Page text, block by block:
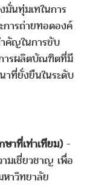
มั่นทุ่มเทในการ
การถ่ายทอดองค์
คัญในการขับ
ารผลิตบัณฑิตที่มี
าที่ยั่งยืนในระดับ
าที่เท่าเทียม)-
มเชี่ยวชาญ เพื่อ
าวิทยาลัย